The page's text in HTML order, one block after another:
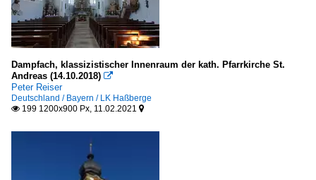
Dampfach, klassizistischer Innenraum der kath. Pfarrkirche St.
Andreas (14.10.2018) 
Peter Reiser
Deutschland / Bayern / LK Haßberge
 199 1200x900 Px, 11.02.2021 